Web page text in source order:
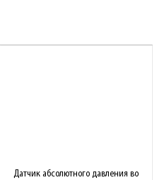
Датчик абсолютного давления во